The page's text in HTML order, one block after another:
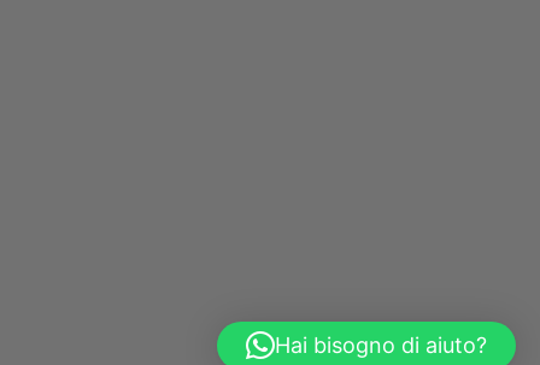
Hai bisogno di aiuto?